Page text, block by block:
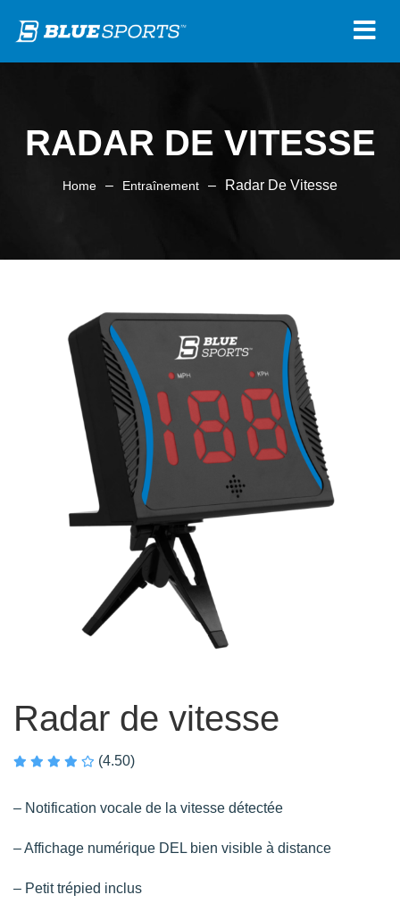
RADAR DE VITESSE
Home – Entraînement – Radar De Vitesse
Radar de vitesse
(4.50)
– Notification vocale de la vitesse détectée
– Affichage numérique DEL bien visible à distance
– Petit trépied inclus